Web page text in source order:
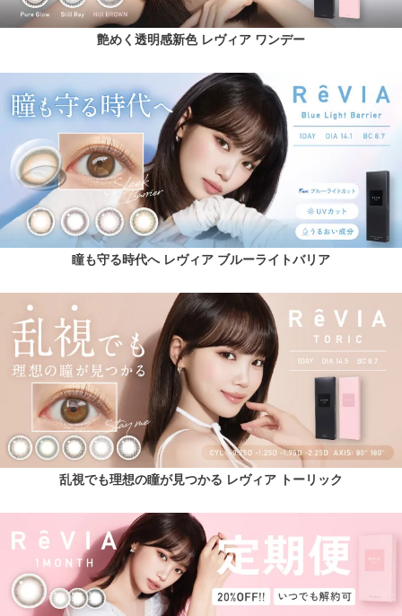
艶めく透明感新色 レヴィア ワンデー
瞳も守る時代へ レヴィア ブルーライトバリア
乱視でも理想の瞳が見つかる レヴィア トーリック